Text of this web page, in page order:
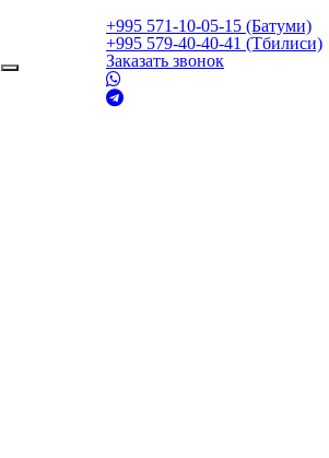
+995 571-10-05-15 (Батуми)
+995 579-40-40-41 (Тбилиси)
Заказать звонок